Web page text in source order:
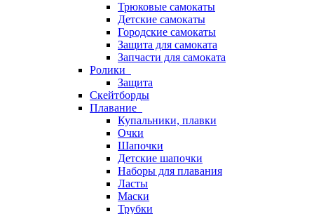
Трюковые самокаты
Детские самокаты
Городские самокаты
Защита для самоката
Запчасти для самоката
Ролики
Защита
Скейтборды
Плавание
Купальники, плавки
Очки
Шапочки
Детские шапочки
Наборы для плавания
Ласты
Маски
Трубки